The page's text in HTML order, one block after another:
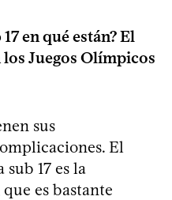
en qué están? El
los Juegos Olímpicos
sus
El
17 es la
es bastante